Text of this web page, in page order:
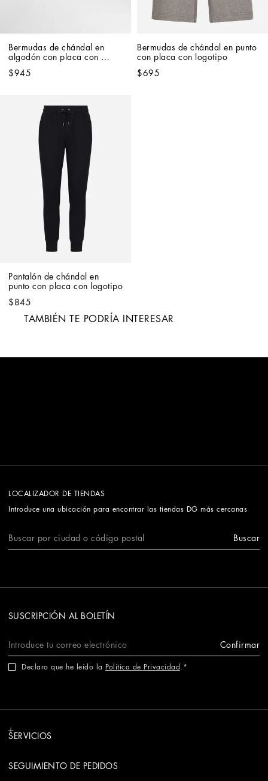
Bermudas de chándal en
algodón con placa con
$945
Bermudas de chándal en punto
con placa con logotipo
$695
Pantalón de chándal en
punto con placa con logotipo
$845
TAMBIÉN TE PODRÍA INTERESAR
LOCALIZADOR DE TIENDAS
Introduce una ubicación para encontrar las tiendas DG más cercanas
Buscar
SUSCRIPCIÓN AL BOLETÍN
Confirmar
Declaro que he leído la Política de Privacidad .
SERVICIOS
SEGUIMIENTO DE PEDIDOS